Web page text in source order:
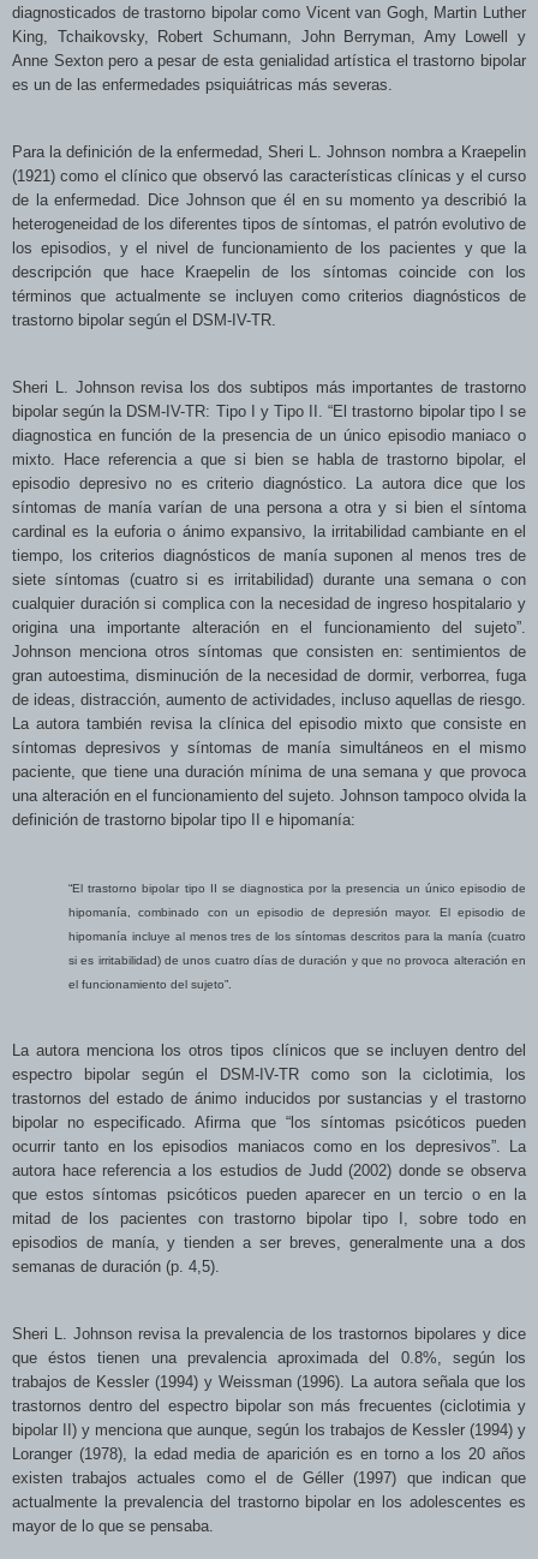
diagnosticados de trastorno bipolar como Vicent van Gogh, Martin Luther
King, Tchaikovsky, Robert Schumann, John Berryman, Amy Lowell y
Anne Sexton pero a pesar de esta genialidad artística el trastorno bipolar
es un de las enfermedades psiquiátricas más severas.
Para la definición de la enfermedad, Sheri L. Johnson nombra a Kraepelin
(1921) como el clínico que observó las características clínicas y el curso
de la enfermedad. Dice Johnson que él en su momento ya describió la
heterogeneidad de los diferentes tipos de síntomas, el patrón evolutivo de
los episodios, y el nivel de funcionamiento de los pacientes y que la
descripción que hace Kraepelin de los
síntomas coincide con los
términos que actualmente se incluyen como criterios diagnósticos de
trastorno bipolar según el DSM-IV-TR.
Sheri L. Johnson revisa los dos subtipos más importantes de trastorno
bipolar según la DSM-IV-TR: Tipo I y Tipo II. “El trastorno bipolar tipo I se
diagnostica en función de la presencia de un único episodio maniaco o
mixto. Hace referencia a que si bien se habla de trastorno bipolar, el
episodio depresivo no es criterio diagnóstico. La autora dice que los
síntomas de manía varían de una persona a otra y si bien el síntoma
cardinal es la euforia o ánimo expansivo, la irritabilidad cambiante en el
tiempo, los criterios diagnósticos de manía suponen al menos tres de
siete síntomas (cuatro si es irritabilidad) durante una semana o con
cualquier duración si complica con la necesidad de ingreso hospitalario y
origina una importante alteración en el funcionamiento del sujeto”.
Johnson menciona otros síntomas que consisten en: sentimientos de
gran autoestima, disminución de la necesidad de dormir, verborrea, fuga
de ideas, distracción, aumento de actividades, incluso aquellas de riesgo.
La autora también revisa la clínica del episodio mixto que consiste en
síntomas depresivos y síntomas de manía simultáneos en el mismo
paciente, que tiene una duración mínima de una semana y que provoca
una alteración en el funcionamiento del sujeto. Johnson tampoco olvida la
definición de trastorno bipolar tipo II e hipomanía:
“El trastorno bipolar tipo II se diagnostica por la presencia un único episodio de
hipomanía, combinado con un episodio de depresión mayor. El episodio de
hipomanía incluye al menos tres de los síntomas descritos para la manía (cuatro
si es irritabilidad) de unos cuatro días de duración y que no provoca alteración en
el funcionamiento del sujeto”.
La autora menciona los otros tipos clínicos que se incluyen dentro del
espectro bipolar según el DSM-IV-TR
como son la ciclotimia, los
trastornos del estado de ánimo inducidos por sustancias y el trastorno
bipolar no especificado. Afirma que “los síntomas psicóticos pueden
ocurrir tanto en los episodios maniacos como en los depresivos”. La
autora hace referencia a los estudios de Judd (2002) donde se observa
que estos síntomas psicóticos pueden aparecer en un tercio o en la
mitad de los pacientes con trastorno bipolar tipo I, sobre todo en
episodios de manía, y tienden a ser breves, generalmente una a dos
semanas de duración (p. 4,5).
Sheri L. Johnson revisa la prevalencia de los trastornos bipolares y dice
que éstos tienen una prevalencia aproximada del 0.8%, según los
trabajos de Kessler (1994) y Weissman (1996). La autora señala que los
trastornos dentro del espectro bipolar son más frecuentes (ciclotimia y
bipolar II) y menciona que aunque, según los trabajos de Kessler (1994) y
Loranger (1978), la edad media de aparición es en torno a los 20 años
existen trabajos actuales como el de Géller (1997) que indican que
actualmente la prevalencia del trastorno bipolar en los adolescentes es
mayor de lo que se pensaba.